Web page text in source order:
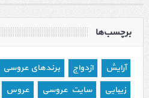
برچسب‌ها
آرایش ازدواج برندهای عروسی
زیبایی
سایت عروسی عروس